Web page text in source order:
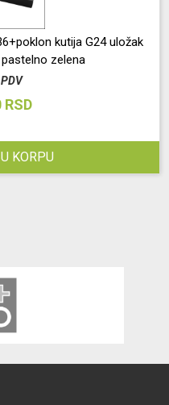
kutija G24 uložak
zelena
KORPU